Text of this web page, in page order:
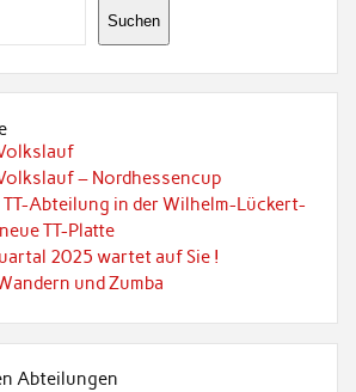
Suchen
– Nordhessencup
TT-Abteilung in der Wilhelm-Lückert-
TT-Platte
2025 wartet auf Sie !
und Zumba
Abteilungen